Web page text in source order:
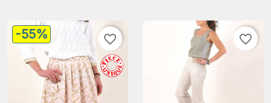
-55% favorite_border favorite_border